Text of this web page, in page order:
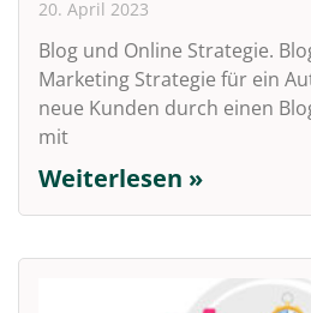
20. April 2023
Blog und Online Strategie.
Marketing Strategie für ein
neue Kunden durch einen
mit
Weiterlesen »